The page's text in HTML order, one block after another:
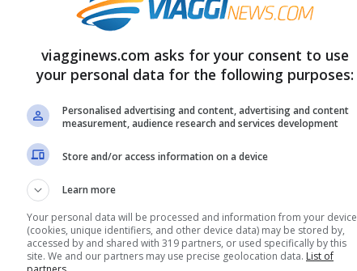
una specie tossica , sia per gli animali che per
viagginews.com asks for your consent to use
your personal data for the following purposes:
Personalised advertising and content, advertising and content
measurement, audience research and services development
Store and/or access information on a device
Learn more
Your personal data will be processed and information from your device
(cookies, unique identifiers, and other device data) may be stored by,
accessed by and shared with 319 partners, or used specifically by this
site. We and our partners may use precise geolocation data. List of